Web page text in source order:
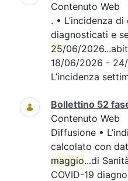
Contenuto Web
. • L’incidenza
diagnosticati e
25/06/
18/06/2026 -
L’incidenza
Bollettino 52
Contenuto Web
Diffusione •
calcolato con
maggio...di
COVID-19